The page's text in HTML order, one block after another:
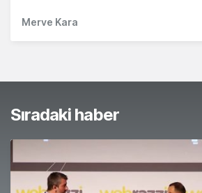
Merve Kara
Sıradaki haber